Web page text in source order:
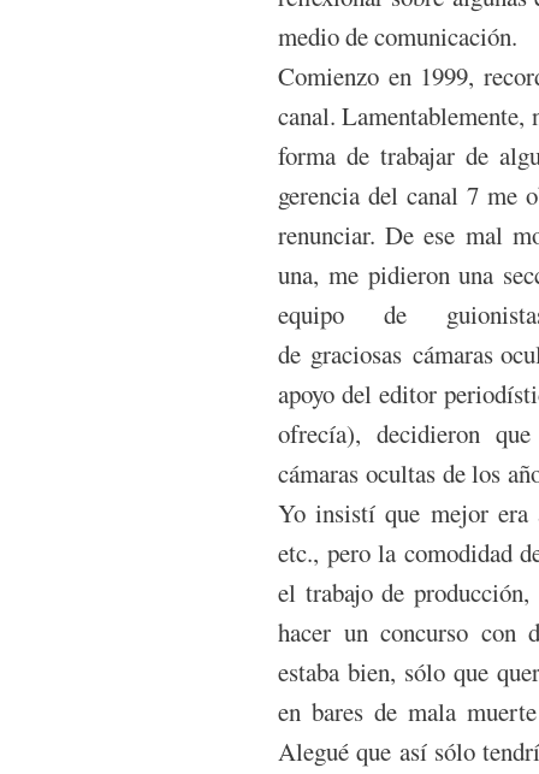
medio de comunicación.
Comienzo en 1999,
canal.
forma de trabajar de
gerencia del canal 7 me
renunciar. De ese mal
una, me pidieron una
equipo de
de graciosas cámaras
apoyo del editor
ofrecía), decidieron
cámaras ocultas de los
Yo insistí que mejor
etc., pero la comodidad
el trabajo de
hacer un concurso con
estaba bien, sólo que
en bares de mala
Alegué que así sólo